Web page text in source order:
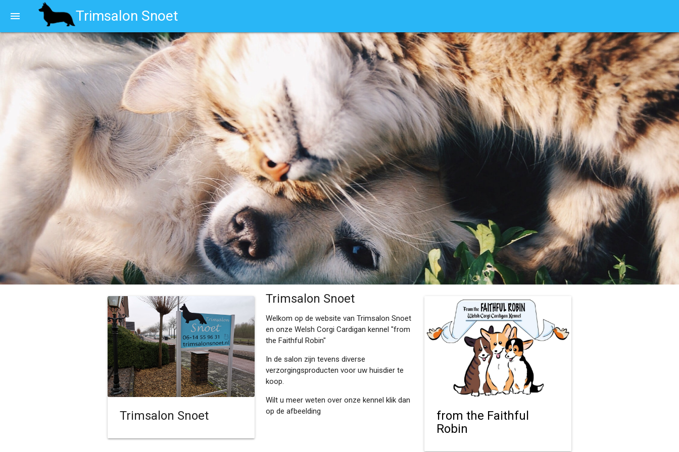
Trimsalon Snoet
menu
Trimsalon Snoet
Trimsalon Snoet
Welkom op de website van Trimsalon Snoet
en onze Welsh Corgi Cardigan kennel "from
the Faithful Robin"
In de salon zijn tevens diverse
verzorgingsproducten voor uw huisdier te
koop.
Wilt u meer weten over onze kennel klik dan
op de afbeelding
from the Faithful
Robin